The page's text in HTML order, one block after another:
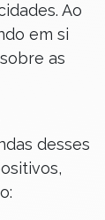
Ao
em si
as
desses